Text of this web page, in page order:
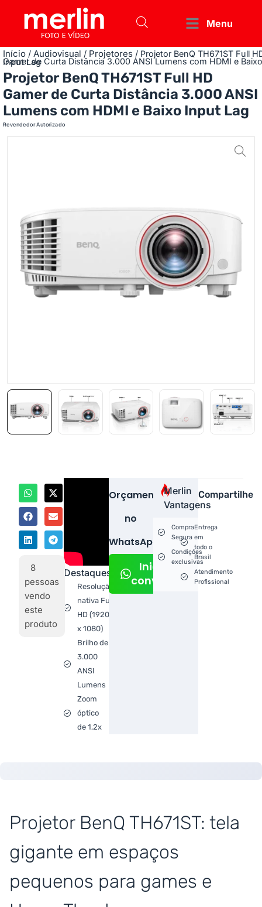
Menu
Início / Audiovisual / Projetores / Projetor BenQ TH671ST Full
Gamer de Curta Distância 3.000 ANSI Lumens com HDMI e Baixo Input Lag
Projetor BenQ TH671ST Full HD
Gamer de Curta Distância 3.000 ANSI
Lumens com HDMI e Baixo Input Lag
Revendedor Autorizado
Destaques
Resolução
nativa Full
HD (1920
x 1080)
Brilho de
3.000
ANSI
Lumens
Zoom
óptico
de 1,2x
Orçamento
no
WhatsApp!
Iniciar
conversa
Compartilhe
8
pessoas
vendo
este
produto
Merlin
Vantagens
Compra
Segura
Condições
exclusivas
Entrega
em
todo o
Brasil
Atendimento
Profissional
Projetor BenQ TH671ST: tela
gigante em espaços
pequenos para games e